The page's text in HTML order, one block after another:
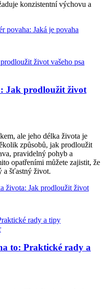
konzistentní výchovu a
povaha: Jaká je povaha
Jak prodloužit život
ale jeho délka života je
způsobů, jak prodloužit
pravidelný pohyb a
opatřeními můžete zajistit, že
a šťastný život.
života: Jak prodloužit život
to: Praktické rady a